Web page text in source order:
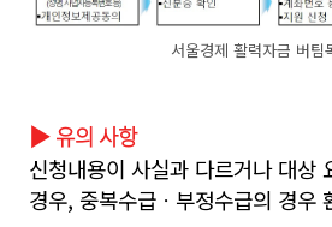
서울경제 활력자금 버팀
▶ 유의 사항
신청내용이 사실과 다르거나 대상
경우, 중복수급ㆍ부정수급의 경우